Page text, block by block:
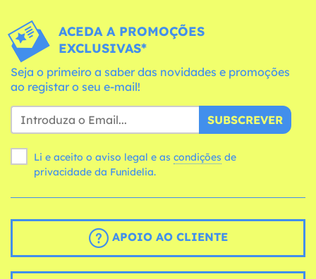
ACEDA A PROMOÇÕES
EXCLUSIVAS*
Seja o primeiro a saber das novidades e promoções
ao registar o seu e-mail!
SUBSCREVER
Li e aceito o aviso legal e as condições
privacidade da Funidelia.
APOIO AO CLIENTE